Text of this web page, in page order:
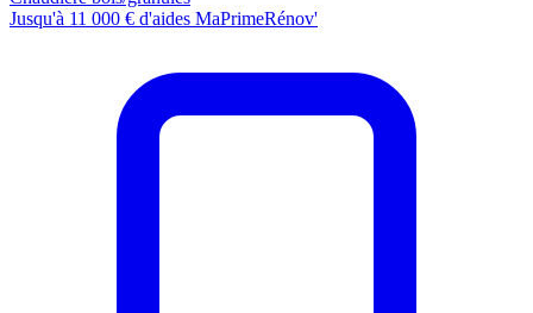
Jusqu'à 11 000 € d'aides MaPrimeRénov'